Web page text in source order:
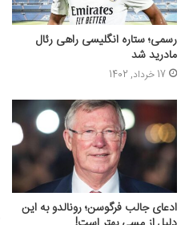
رسمی؛ ستاره انگلیسی راهی رئال
مادرید شد
17 خرداد, 1402
ادعای جالب فرگوسن؛ رونالدو به این